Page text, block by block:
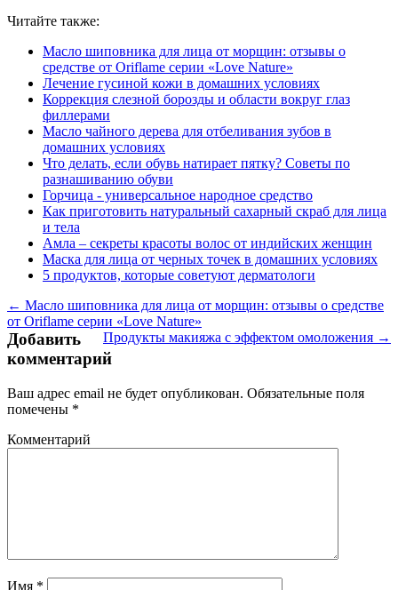
Читайте также:
Масло шиповника для лица от морщин: отзывы о
средстве от Oriflame серии «Love Nature»
Лечение гусиной кожи в домашних условиях
Коррекция слезной борозды и области вокруг глаз
филлерами
Масло чайного дерева для отбеливания зубов в
домашних условиях
Что делать, если обувь натирает пятку? Советы по
разнашиванию обуви
Горчица - универсальное народное средство
Как приготовить натуральный сахарный скраб для лица
и тела
Амла – секреты красоты волос от индийских женщин
Маска для лица от черных точек в домашних условиях
5 продуктов, которые советуют дерматологи
← Масло шиповника для лица от морщин: отзывы о средстве
от Oriflame серии «Love Nature»
Продукты макияжа с эффектом омоложения →
Добавить
комментарий
Ваш адрес email не будет опубликован. Обязательные поля
помечены *
Комментарий
Имя *